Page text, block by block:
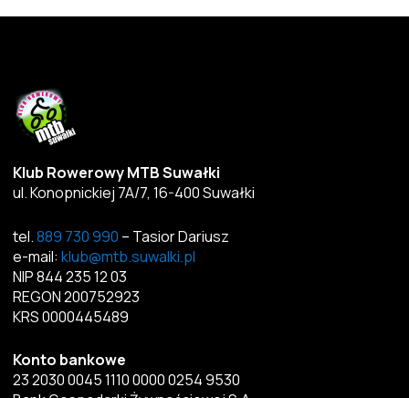
Klub Rowerowy MTB Suwałki
ul. Konopnickiej 7A/7, 16-400 Suwałki
tel.889 730 990 – Tasior Dariusz
e-mail: klub@mtb.suwalki.pl
NIP 844 235 12 03
REGON 200752923
KRS 0000445489
Konto bankowe
23 2030 0045 1110 0000 0254 9530